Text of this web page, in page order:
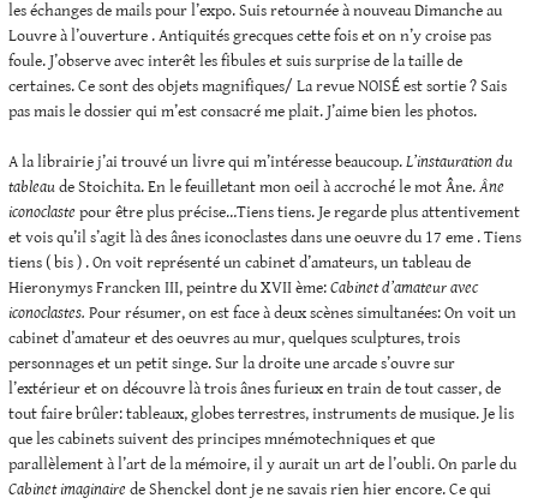
les échanges de mails pour l’expo. Suis retournée à nouveau Dimanche au
Louvre à l’ouverture . Antiquités grecques cette fois et on n’y croise pas
foule. J’observe avec interêt les fibules et suis surprise de la taille de
certaines. Ce sont des objets magnifiques/ La revue NOISÉ est sortie ? Sais
pas mais le dossier qui m’est consacré me plait. J’aime bien les photos.
A la librairie j’ai trouvé un livre qui m’intéresse beaucoup.L’instauration du
tableaude Stoichita. En le feuilletant mon oeil à accroché le mot Âne.Âne
iconoclaste pour être plus précise…Tiens tiens. Je regarde plus attentivement
et vois qu’il s’agit là des ânes iconoclastes dans une oeuvre du 17 eme . Tiens
tiens ( bis ) . On voit représenté un cabinet d’amateurs, un tableau de
Hieronymys Francken III, peintre du XVII ème:Cabinet d’amateur avec
iconoclastes. Pour résumer, on est face à deux scènes simultanées: On voit un
cabinet d’amateur et des oeuvres au mur, quelques sculptures, trois
personnages et un petit singe. Sur la droite une arcade s’ouvre sur
l’extérieur et on découvre là trois ânes furieux en train de tout casser, de
tout faire brûler: tableaux, globes terrestres, instruments de musique. Je lis
que les cabinets suivent des principes mnémotechniques et que
parallèlement à l’art de la mémoire, il y aurait un art de l’oubli. On parle du
Cabinet imaginaire de Shenckel dont je ne savais rien hier encore. Ce qui